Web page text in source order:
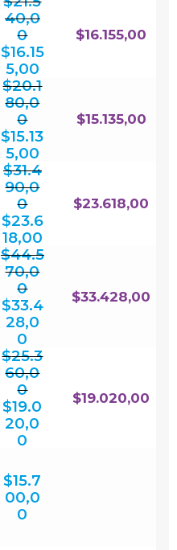
40,0
0
El
precio
original
era:
$21.540,00.
$16.15
5,00El
precio
actual
es:
$16.155,00.
$16.155,00
$20.1
80,0
0
El
precio
original
era:
$20.180,00.
$15.13
5,00El
precio
actual
es:
$15.135,00.
$15.135,00
$31.4
90,0
0
El
precio
original
era:
$31.490,00.
$23.6
18,00Elprecio
actual
es:
$23.618,00.
$23.618,00
$44.5
70,0
0
El
precio
original
era:
$44.570,00.
$33.4
28,0
0El
precio
$33.428,00
$25.3
60,0
0
El
precio
original
era:
$25.360,00.
$19.0
20,0
0El
precio
$19.020,00
$15.7
00,0
0